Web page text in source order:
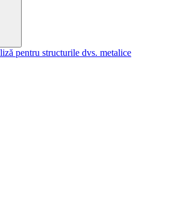
pentru structurile dvs. metalice